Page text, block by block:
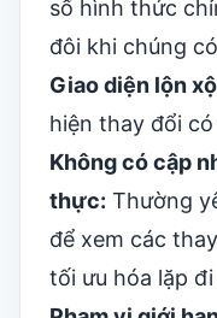
số hình thức
đôi khi chúng
Giao diện lộn
hiện thay đổi
Không có cập
thực: Thường
để xem các
tối ưu hóa lặp đi